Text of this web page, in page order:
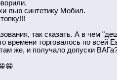
лью синтетику Мобил.
так сказать. А в чем
времени торговалось по всей
же, и получало допуски